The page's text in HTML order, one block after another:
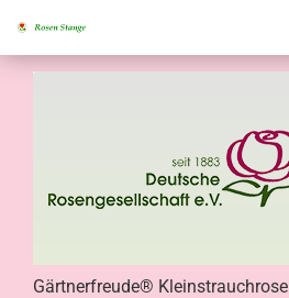
Gärtnerfreude® Kleinstrauchrose